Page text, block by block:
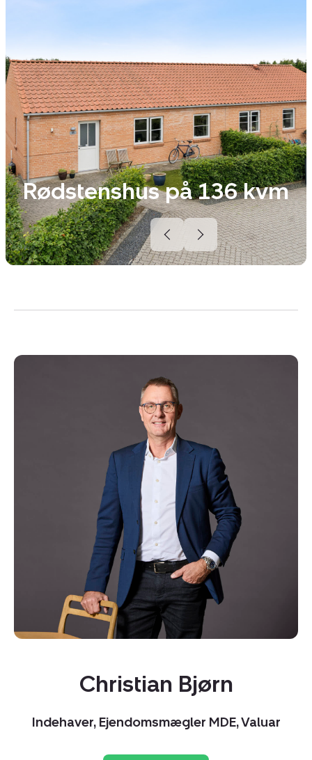
Rødstenshus på 136 kvm
Christian Bjørn
Indehaver, Ejendomsmægler MDE, Valuar
Kopier link
Del via mail